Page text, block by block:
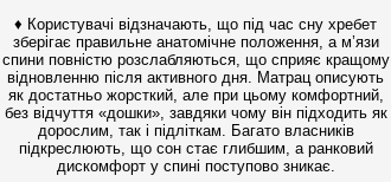
♦ Користувачі відзначають, що під час сну хребет
зберігає правильне анатомічне положення, а м’язи
спини повністю розслабляються, що сприяє кращому
відновленню після активного дня. Матрац описують
як достатньо жорсткий, але при цьому комфортний,
без відчуття «дошки», завдяки чому він підходить як
дорослим, так і підліткам. Багато власників
підкреслюють, що сон стає глибшим, а ранковий
дискомфорт у спині поступово зникає.